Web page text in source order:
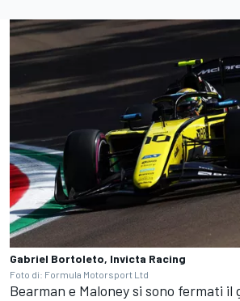
Gabriel Bortoleto, Invicta Racing
Foto di: Formula Motorsport Ltd
Bearman e Maloney si sono fermati il